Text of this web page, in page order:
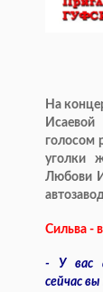
На
голосом
уголки
Любови
Сильва -
- У вас
сейчас